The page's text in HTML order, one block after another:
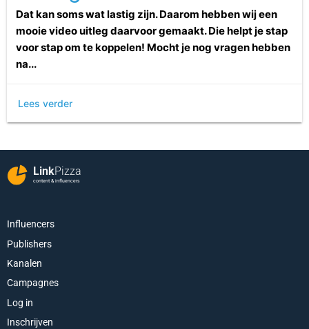
Dat kan soms wat lastig zijn. Daarom hebben wij een
mooie video uitleg daarvoor gemaakt. Die helpt je stap
voor stap om te koppelen! Mocht je nog vragen hebben
na...
Lees verder
LinkPizza
content & influencers
Influencers
Publishers
Kanalen
Campagnes
Log in
Inschrijven